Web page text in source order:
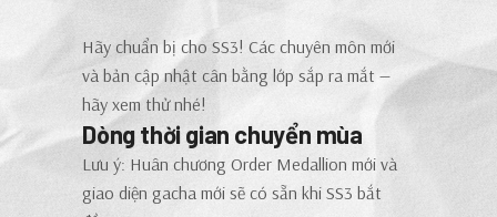
Hãy chuẩn bị cho SS3! Các chuyên môn mới
và bản cập nhật cân bằng lớp sắp ra mắt —
hãy xem thử nhé!
Dòng thời gian chuyển mùa
Lưu ý: Huân chương Order Medallion mới và
giao diện gacha mới sẽ có sẵn khi SS3 bắt